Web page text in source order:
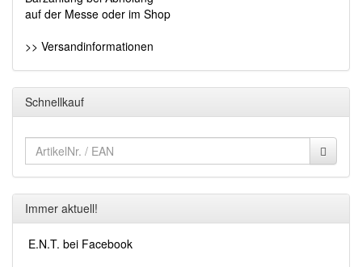
auf der Messe oder im Shop
>> Versandinformationen
Schnellkauf
Immer aktuell!
E.N.T. bei Facebook